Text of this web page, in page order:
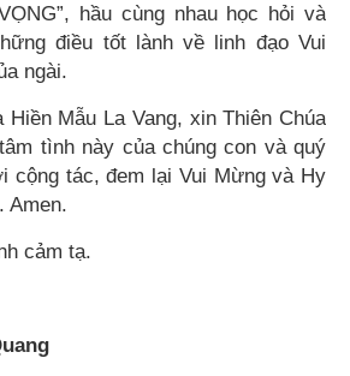
hầu cùng nhau học hỏi và
điều tốt lành về linh đạo Vui
ngài.
Mẫu La Vang, xin Thiên Chúa
tình này của chúng con và quý
cộng tác, đem lại Vui Mừng và Hy
Amen.
cảm tạ.